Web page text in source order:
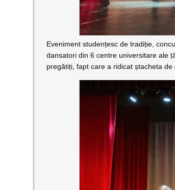
Eveniment studențesc de tradiție,
dansatori din 6 centre universitare ale
pregătiți, fapt care a ridicat ștacheta